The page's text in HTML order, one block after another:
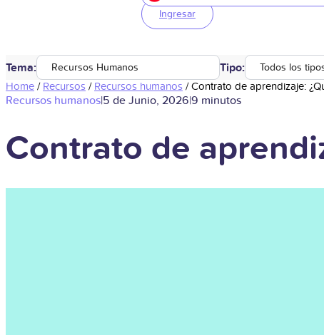
Ingresar
Tema: Recursos Humanos Tipo: Todos los
Home / Recursos / Recursos humanos /Contrato de aprendizaje:
Recursos humanos|5 de Junio, 2026|9 minutos
Contrato de